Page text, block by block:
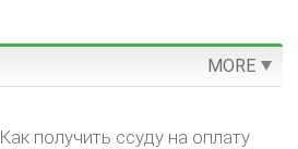
MORE
Как получить ссуду на оплату